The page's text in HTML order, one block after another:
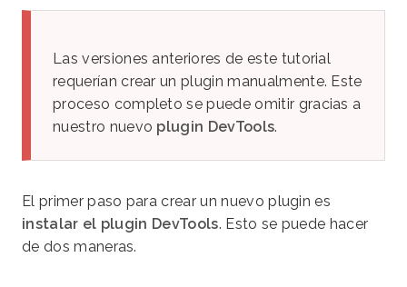
Las versiones anteriores de este tutorial
requerían crear un plugin manualmente. Este
proceso completo se puede omitir gracias a
nuestro nuevo plugin DevTools.
El primer paso para crear un nuevo plugin es
instalar el plugin DevTools. Esto se puede hacer
de dos maneras.